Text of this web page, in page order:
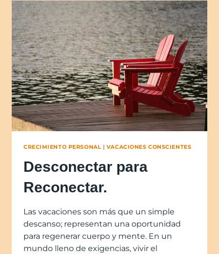
CRECIMIENTO PERSONAL | VACACIONES CONSCIENTES
Desconectar para
Reconectar.
Las vacaciones son más que un simple
descanso; representan una oportunidad
para regenerar cuerpo y mente. En un
mundo lleno de exigencias, vivir el